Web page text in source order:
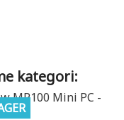
kategori: